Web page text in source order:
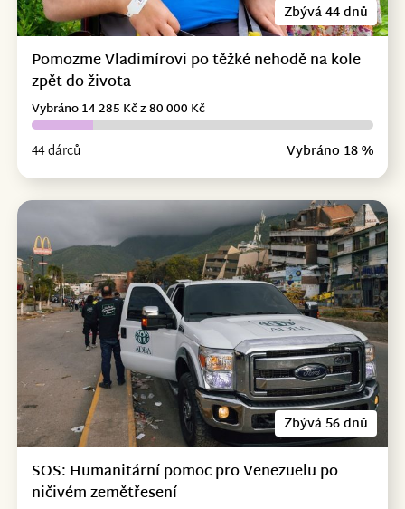
Zbývá 44 dnů
Pomozme Vladimírovi po těžké nehodě na kole
zpět do života
44 dárců Vybráno 18 %
Vybráno 14 285 Kč z 80 000 Kč
Zbývá 56 dnů
SOS: Humanitární pomoc pro Venezuelu po
ničivém zemětřesení